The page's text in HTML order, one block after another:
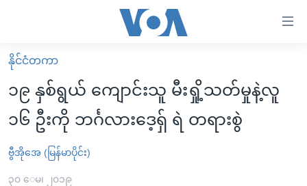
လွယ်ကူ
စေ
သည့်
များ
ပင်မ
မူလစာမျက်နှာ
မြန်မာ
ကမ္ဘာ့သတင်းများ
နိုင်ငံတကာ
ဗွီဒီယို
နိုင်ငံတကာ
၁၉ နှစ်ရွယ် ကျောင်းသူ မီးရှို့သတ်မှုနဲ့လူ
၁၆ ဦးကို ဘင်္ဂလားဒေ့ရှ် ရဲ တရားစွဲ
ဗွီအိုအေ (မြန်မာပိုင်း)
၃၀ ေမ၊ ၂၀၁၉